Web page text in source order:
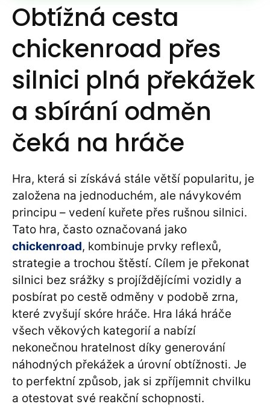
Obtížná cesta
chickenroad přes
silnici plná překážek
a sbírání odměn
čeká na hráče
Hra, která si získává stále větší popularitu, je
založena na jednoduchém, ale návykovém
principu – vedení kuřete přes rušnou silnici.
Tato hra, často označovaná jako
chickenroad, kombinuje prvky reflexů,
strategie a trochou štěstí. Cílem je překonat
silnici bez srážky s projíždějícími vozidly a
posbírat po cestě odměny v podobě zrna,
které zvyšují skóre hráče. Hra láká hráče
všech věkových kategorií a nabízí
nekonečnou hratelnost díky generování
náhodných překážek a úrovní obtížnosti. Je
to perfektní způsob, jak si zpříjemnit chvilku
a otestovat své reakční schopnosti.